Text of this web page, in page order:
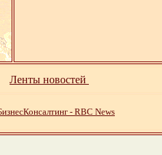
Ленты новостей
- RBC News